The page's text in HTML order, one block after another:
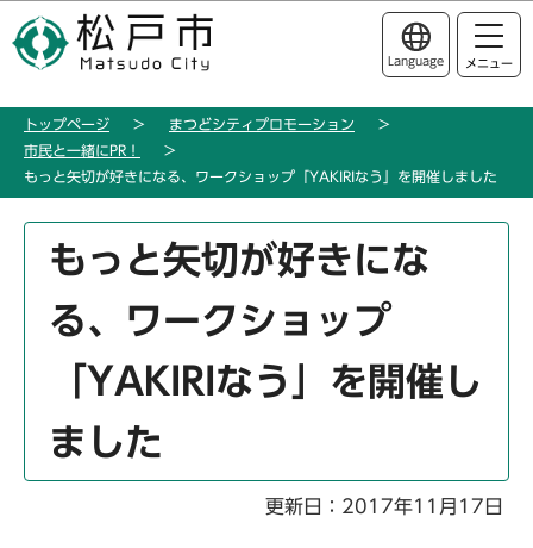
の
ー
このページの本文へ移動
Language メニュー
トップページ
まつどシティプロモーション
市民と一緒にPR！
もっと矢切が好きになる、ワークショップ「YAKIRIなう」を開催しました
もっと矢切が好きにな
る、ワークショップ
「YAKIRIなう」を開催し
ました
更新日：2017年11月17日